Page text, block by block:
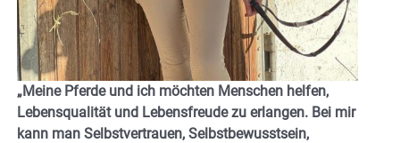
„Meine Pferde und ich möchten Menschen helfen,
Lebensqualität und Lebensfreude zu erlangen. Bei mir
kann man Selbstvertrauen, Selbstbewusstsein,